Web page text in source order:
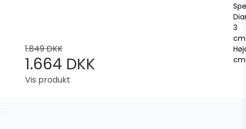
1.849 DKK
1.664 DKK
Vis produkt
3
cm